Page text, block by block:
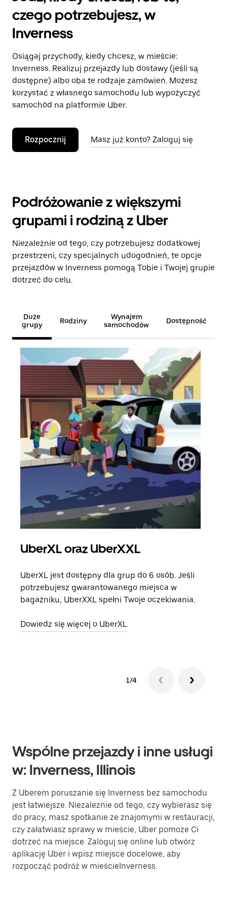
czego potrzebujesz, w
Inverness
Osiągaj przychody, kiedy chcesz, w mieście:
Inverness. Realizuj przejazdy lub dostawy (jeśli są
dostępne) albo oba te rodzaje zamówień. Możesz
korzystać z własnego samochodu lub wypożyczyć
samochód na platformie Uber.
Rozpocznij Masz już konto? Zaloguj się
Podróżowanie z większymi
grupami i rodziną z Uber
Niezależnie od tego, czy potrzebujesz dodatkowej
przestrzeni, czy specjalnych udogodnień, te opcje
przejazdów w Inverness pomogą Tobie i Twojej grupie
dotrzeć do celu.
Duże
grupy
Rodziny
Wynajem
samochodów
Dostępność
UberXL oraz UberXXL
UberXL jest dostępny dla grup do 6 osób. Jeśli
potrzebujesz gwarantowanego miejsca w
bagażniku, UberXXL spełni Twoje oczekiwania.
Dowiedz się więcej o UberXL
1/4
Wspólne przejazdy i inne usługi
w: Inverness, Illinois
Z Uberem poruszanie się Inverness bez samochodu
jest łatwiejsze. Niezależnie od tego, czy wybierasz się
do pracy, masz spotkanie ze znajomymi w restauracji,
czy załatwiasz sprawy w mieście, Uber pomoże Ci
dotrzeć na miejsce. Zaloguj się online lub otwórz
aplikację Uber i wpisz miejsce docelowe, aby
rozpocząć podróż w mieścieInverness.